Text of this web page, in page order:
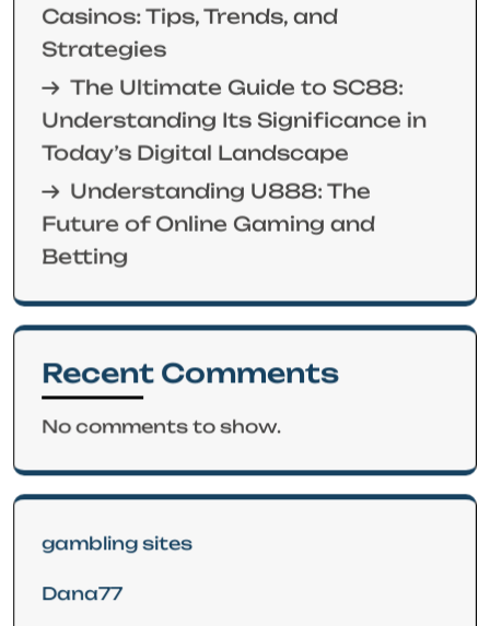
Casinos: Tips, Trends, and
Strategies
The Ultimate Guide to SC88:
Understanding Its Significance in
Today’s Digital Landscape
Understanding U888: The
Future of Online Gaming and
Betting
Recent Comments
No comments to show.
gambling sites
Dana77